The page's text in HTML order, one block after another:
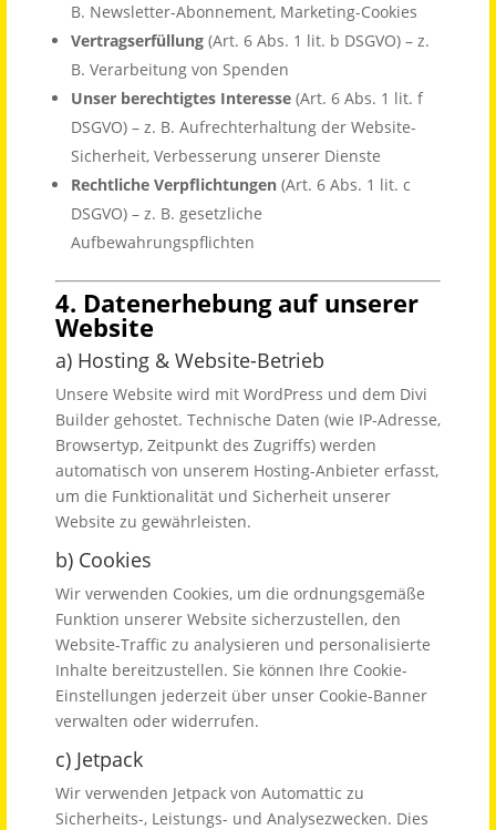
B. Newsletter-Abonnement, Marketing-Cookies
Vertragserfüllung(Art. 6 Abs. 1 lit. b DSGVO) – z.
B. Verarbeitung von Spenden
Unser berechtigtes Interesse(Art. 6 Abs. 1 lit. f
DSGVO) – z. B. Aufrechterhaltung der Website-
Sicherheit, Verbesserung unserer Dienste
Rechtliche Verpflichtungen(Art. 6 Abs. 1 lit. c
DSGVO) – z. B. gesetzliche
Aufbewahrungspflichten
4. Datenerhebung auf unserer
Website
a) Hosting & Website-Betrieb
Unsere Website wird mit WordPress und dem Divi
Builder gehostet. Technische Daten (wie IP-Adresse,
Browsertyp, Zeitpunkt des Zugriffs) werden
automatisch von unserem Hosting-Anbieter erfasst,
um die Funktionalität und Sicherheit unserer
Website zu gewährleisten.
b) Cookies
Wir verwenden Cookies, um die ordnungsgemäße
Funktion unserer Website sicherzustellen, den
Website-Traffic zu analysieren und personalisierte
Inhalte bereitzustellen. Sie können Ihre Cookie-
Einstellungen jederzeit über unser Cookie-Banner
verwalten oder widerrufen.
c) Jetpack
Wir verwenden Jetpack von Automattic zu
Sicherheits-, Leistungs- und Analysezwecken. Dies